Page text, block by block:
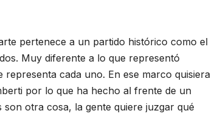
pertenece a un partido histórico como el
Muy diferente a lo que representó
cada uno. En ese marco quisiera
por lo que ha hecho al frente de un
otra cosa, la gente quiere juzgar qué